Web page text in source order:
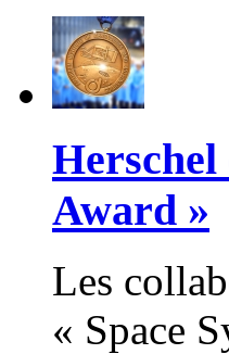
Herschel
Award »
Les
« Space